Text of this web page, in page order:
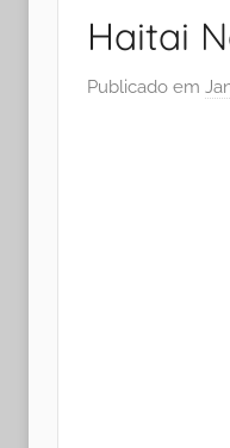
Haitai
Publicado em